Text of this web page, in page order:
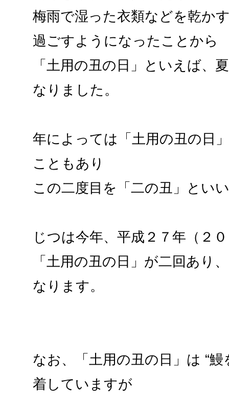
梅雨で湿った衣類などを乾か
過ごすようになったことから
「土用の丑の日」といえば、
なりました。
年によっては「土用の丑の日
こともあり
この二度目を「二の丑」とい
じつは今年、平成２７年（２
「土用の丑の日」が二回あり
なります。
なお、「土用の丑の日」は “
着していますが